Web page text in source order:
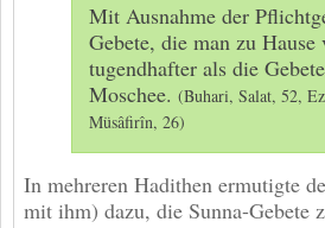
Mit Ausnahme der
Gebete, die man zu Hause
tugendhafter als die
Moschee. (Buhari, Salat, 52,
Müsâfirîn, 26)
In mehreren Hadithen ermutigte
mit ihm) dazu, die Sunna-Gebete